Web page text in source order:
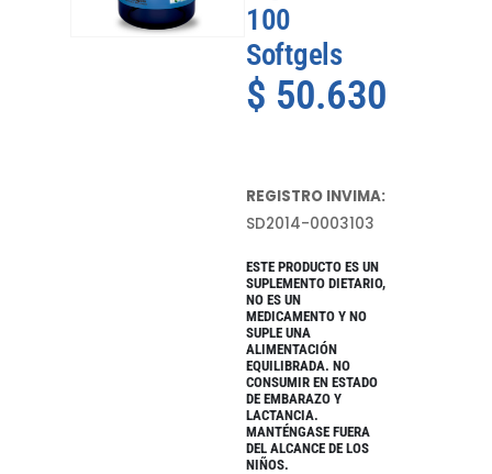
100
Softgels
$ 50.630
REGISTRO INVIMA:
SD2014-0003103
ESTE PRODUCTO ES UN
SUPLEMENTO DIETARIO,
NO ES UN
MEDICAMENTO Y NO
SUPLE UNA
ALIMENTACIÓN
EQUILIBRADA. NO
CONSUMIR EN ESTADO
DE EMBARAZO Y
LACTANCIA.
MANTÉNGASE FUERA
DEL ALCANCE DE LOS
NIÑOS.